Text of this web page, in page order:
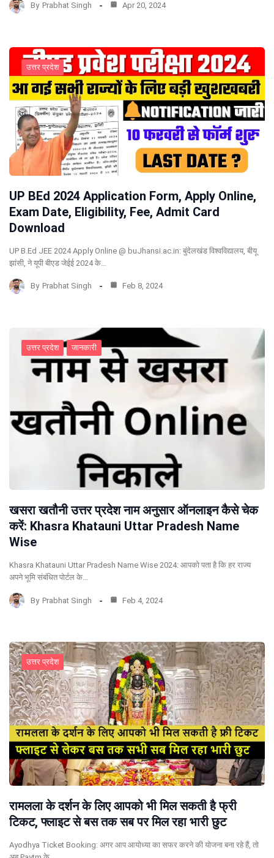
By Prabhat Singh Apr 20, 2024
उत्तर प्रदेश
UP BEd 2024 Application Form, Apply Online,
Exam Date, Eligibility, Fee, Admit Card
Download
UP B.Ed JEE 2024 Apply Online @ buJhansi.ac.in: बुंदेलखंड विश्वविद्यालय, बीयू
झांसी, ने यूपी बीएड जेईई 2024 के…
By Prabhat Singh Feb 8, 2024
उत्तर प्रदेश जानकारी
खसरा खतौनी उत्तर प्रदेश नाम अनुसार ऑनलाइन कैसे चेक
करें: Khasra Khatauni Uttar Pradesh Name
Wise
Khasra Khatauni Uttar Pradesh Name Wise 2024: आपको पता है कि हर राज्य
अपने भूमि संबंधित पोर्टल के…
By Prabhat Singh Feb 4, 2024
उत्तर प्रदेश
रामलला के दर्शन के लिए आपको भी मिल सकती है फ्री
टिकट, फ्लाइट से बस तक सब पर मिल रहा भारी छुट
Ayodhya Ticket Booking: अगर आप आयोध्या का सफर करने की योजना बना रहे हैं, तो